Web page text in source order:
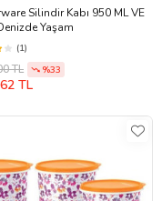
Silindir Kabı 950 ML VE
LT Denizde Yaşam
(1)
TL %33
TL